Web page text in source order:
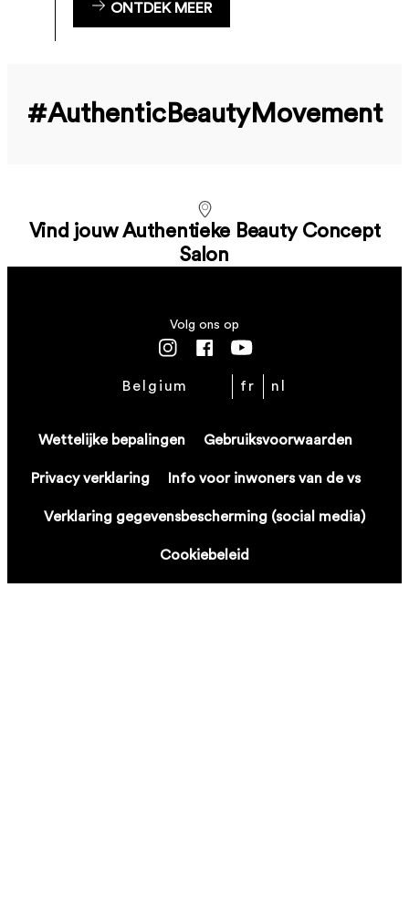
ONTDEK MEER
#Authentic­Beauty­Movement
Vind jouw Authentieke Beauty Concept
Salon
Wettelijke bepalingen Gebruiksvoorwaarden
Privacy verklaring Info voor inwoners van de vs
Verklaring gegevensbescherming (social media)
Cookiebeleid
Volg ons op
Belgium fr nl